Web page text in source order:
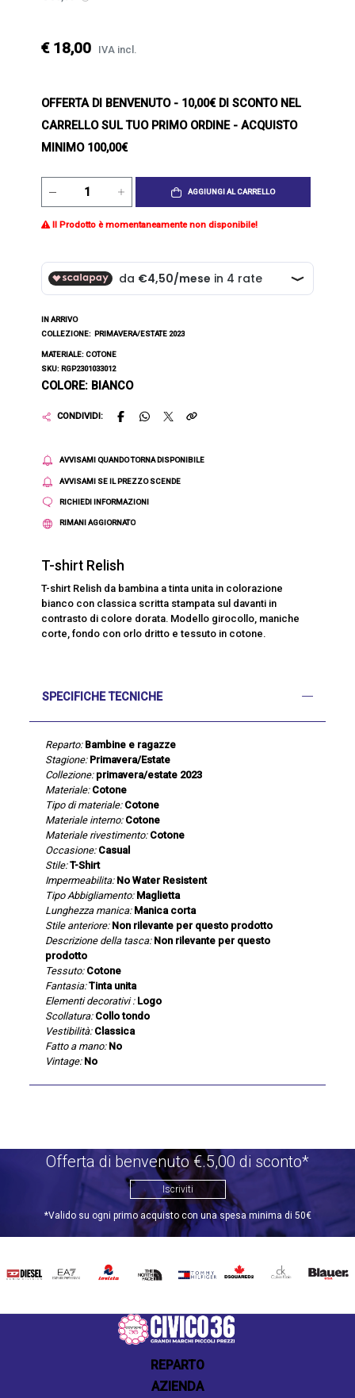
€ 18,00 IVA incl.
OFFERTA DI BENVENUTO- 10,00€ DI SCONTO NEL
CARRELLO SUL TUO PRIMO ORDINE - ACQUISTO
MINIMO 100,00€
AGGIUNGI AL CARRELLO
Il Prodotto è momentaneamente non disponibile!
IN ARRIVO
COLLEZIONE: PRIMAVERA/ESTATE 2023
MATERIALE: COTONE
SKU: RGP2301033012
COLORE: BIANCO
CONDIVIDI:
AVVISAMI QUANDO TORNA DISPONIBILE
AVVISAMI SE IL PREZZO SCENDE
RICHIEDI INFORMAZIONI
RIMANI AGGIORNATO
T-shirt Relish
T-shirt Relish da bambina a tinta unita in colorazione
bianco con classica scritta stampata sul davanti in
contrasto di colore dorata. Modello girocollo, maniche
corte, fondo con orlo dritto e tessuto in cotone.
SPECIFICHE TECNICHE
Reparto: Bambine e ragazze
Stagione: Primavera/Estate
Collezione: primavera/estate 2023
Materiale: Cotone
Tipo di materiale: Cotone
Materiale interno: Cotone
Materiale rivestimento: Cotone
Occasione: Casual
Stile: T-Shirt
Impermeabilita: No Water Resistent
Tipo Abbigliamento: Maglietta
Lunghezza manica: Manica corta
Stile anteriore: Non rilevante per questo prodotto
Descrizione della tasca: Non rilevante per questo
prodotto
Tessuto: Cotone
Fantasia: Tinta unita
Elementi decorativi : Logo
Scollatura: Collo tondo
Vestibilità: Classica
Fatto a mano: No
Vintage: No
Offerta di benvenuto €.5,00 di sconto*
Iscriviti
*Valido su ogni primo acquisto con una spesa minima di 50€
DIESEL EA7 INVICTATHE
TOMMY
DSQUARED2
CALVIN BLAUER
REPARTO
AZIENDA